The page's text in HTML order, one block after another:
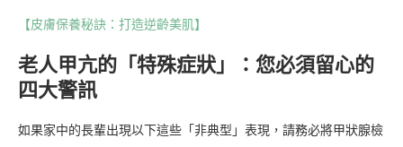
【皮膚保養秘訣：打造逆齡美肌】
老人甲亢的「特殊症狀」：您必須留心的
四大警訊
如果家中的長輩出現以下這些「非典型」表現，請務必將甲狀腺檢